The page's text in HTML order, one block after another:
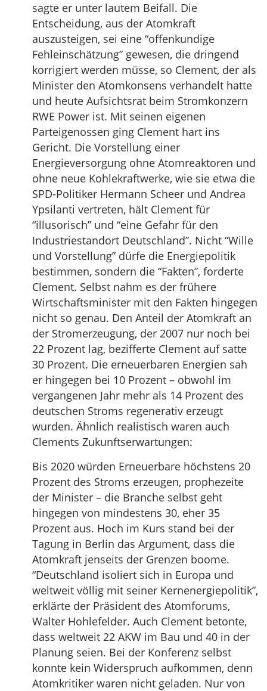
sagte er unter lautem Beifall. Die
Entscheidung, aus der Atomkraft
auszusteigen, sei eine “offenkundige
Fehleinschätzung” gewesen, die dringend
korrigiert werden müsse, so Clement, der als
Minister den Atomkonsens verhandelt hatte
und heute Aufsichtsrat beim Stromkonzern
RWE Power ist. Mit seinen eigenen
Parteigenossen ging Clement hart ins
Gericht. Die Vorstellung einer
Energieversorgung ohne Atomreaktoren und
ohne neue Kohlekraftwerke, wie sie etwa die
SPD-Politiker Hermann Scheer und Andrea
Ypsilanti vertreten, hält Clement für
“illusorisch” und “eine Gefahr für den
Industriestandort Deutschland”. Nicht “Wille
und Vorstellung” dürfe die Energiepolitik
bestimmen, sondern die “Fakten”, forderte
Clement. Selbst nahm es der frühere
Wirtschaftsminister mit den Fakten hingegen
nicht so genau. Den Anteil der Atomkraft an
der Stromerzeugung, der 2007 nur noch bei
22 Prozent lag, bezifferte Clement auf satte
30 Prozent. Die erneuerbaren Energien sah
er hingegen bei 10 Prozent – obwohl im
vergangenen Jahr mehr als 14 Prozent des
deutschen Stroms regenerativ erzeugt
wurden. Ähnlich realistisch waren auch
Clements Zukunftserwartungen:
Bis 2020 würden Erneuerbare höchstens 20
Prozent des Stroms erzeugen, prophezeite
der Minister – die Branche selbst geht
hingegen von mindestens 30, eher 35
Prozent aus. Hoch im Kurs stand bei der
Tagung in Berlin das Argument, dass die
Atomkraft jenseits der Grenzen boome.
“Deutschland isoliert sich in Europa und
weltweit völlig mit seiner Kernenergiepolitik”,
erklärte der Präsident des Atomforums,
Walter Hohlefelder. Auch Clement betonte,
dass weltweit 22 AKW im Bau und 40 in der
Planung seien. Bei der Konferenz selbst
konnte kein Widerspruch aufkommen, denn
Atomkritiker waren nicht geladen. Nur von